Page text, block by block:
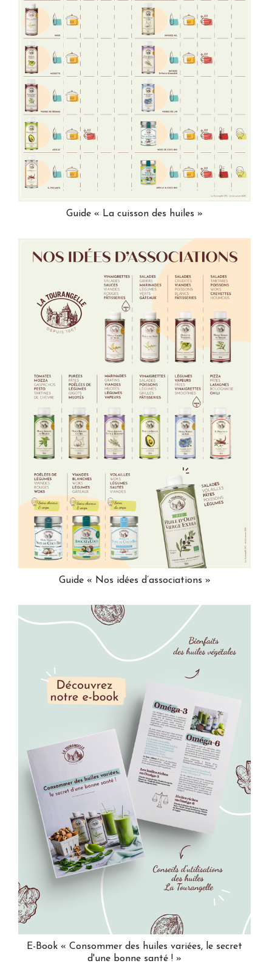
Guide « La cuisson des huiles »
Guide « Nos idées d’associations »
E-Book « Consommer des huiles variées, le secret
d'une bonne santé ! »